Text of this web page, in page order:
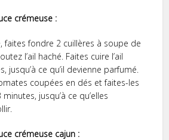
crémeuse :
faites fondre 2 cuillères à soupe de
l’ail haché. Faites cuire l’ail
jusqu’à ce qu’il devienne parfumé.
coupées en dés et faites-les
jusqu’à ce qu’elles
crémeuse cajun :